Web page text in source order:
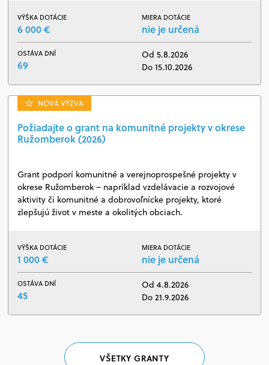
VÝŠKA DOTÁCIE
6 000 €
MIERA DOTÁCIE
nie je určená
OSTÁVA DNÍ
69
Od 5.8.2026
Do 15.10.2026
NOVÁ VÝZVA
Požiadajte o grant na komunitné projekty v okrese
Ružomberok (2026)
Grant podporí komunitné a verejnoprospešné projekty v
okrese Ružomberok – napríklad vzdelávacie a rozvojové
aktivity či komunitné a dobrovoľnícke projekty, ktoré
zlepšujú život v meste a okolitých obciach.
VÝŠKA DOTÁCIE
1 000 €
MIERA DOTÁCIE
nie je určená
OSTÁVA DNÍ
45
Od 4.8.2026
Do 21.9.2026
VŠETKY GRANTY